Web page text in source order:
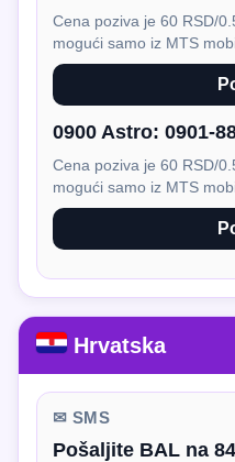
Cena poziva je 60 RSD/
mogući samo iz MTS
0900 Astro: 0901-
Cena poziva je 60 RSD/
mogući samo iz MTS
Hrvatska
✉ SMS
Pošaljite BAL na